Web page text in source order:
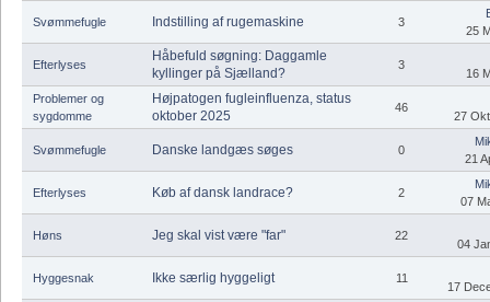
Svømmefugle Indstilling af rugemaskine 3
25
Efterlyses
Håbefuld søgning: Daggamle
kyllinger på Sjælland?
3
16
Problemer og
sygdomme
Højpatogen fugleinfluenza, status
oktober 2025
46
27
Svømmefugle Danske landgæs søges 0
21
Efterlyses Køb af dansk landrace? 2
07
Høns Jeg skal vist være "far" 22
04
Hyggesnak Ikke særlig hyggeligt 11
17